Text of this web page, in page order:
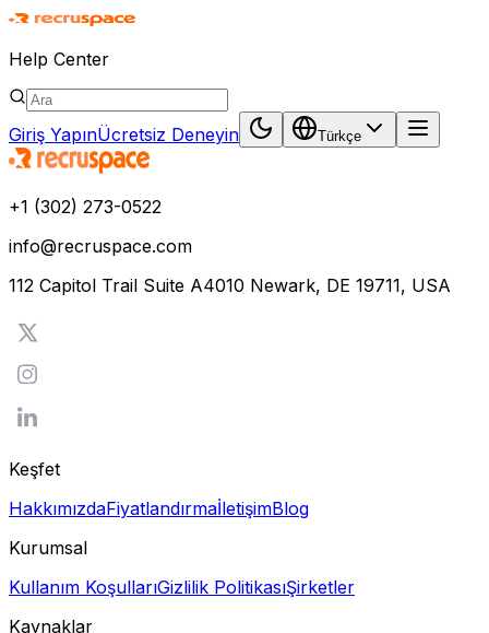
Help Center
Giriş YapınÜcretsiz Deneyin Türkçe
+1 (302) 273-0522
info@recruspace.com
112 Capitol Trail Suite A4010 Newark, DE 19711, USA
Keşfet
HakkımızdaFiyatlandırmaİletişimBlog
Kurumsal
Kullanım KoşullarıGizlilik PolitikasıŞirketler
Kaynaklar